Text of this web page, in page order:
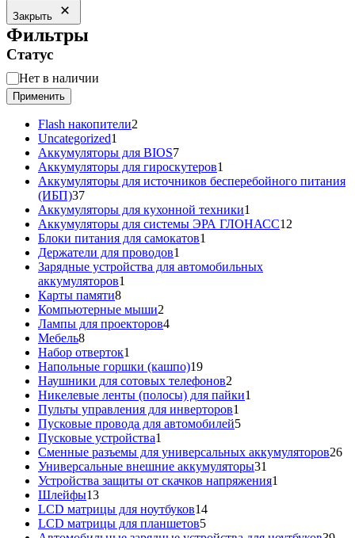
Закрыть
Фильтры
Статус
Статус
Нет в наличии
Применить
Flash накопители2
Uncategorized1
товар
Аккумуляторы для BIOS77
товаров
Аккумуляторы для гироскутеров1
товар
Аккумуляторы для источников бесперебойного питания
(ИБП)3737
товаров
Аккумуляторы для кухонной техники1
товар
Аккумуляторы для системы ЭРА ГЛОНАСС12
Блоки питания для самокатов1
Держатели для проводов1
товар
Зарядные устройства для автомобильных
аккумуляторов1
Карты памяти88
товаров
Компьютерные мыши2
товара
Лампы для проекторов44
Мебель88
товаров
Набор отверток1
товар
Напольные горшки (кашпо)1919
товаров
Наушники для сотовых телефонов2
товара
Никелевые ленты (полосы) для пайки1
Пульты управления для инверторов1
товар
Пусковые провода для автомобилей55
Пусковые устройства1
товар
Сменные разъемы для универсальных аккумуляторов2626
Универсальные внешние аккумуляторы31
товар
Устройства защиты от скачков напряжения1
Шлейфы1313
товаров
LCD матрицы для ноутбуков1414
LCD матрицы для планшетов55